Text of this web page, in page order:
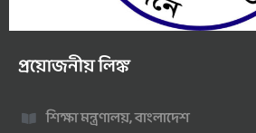
প্রয়োজনীয় লিঙ্ক
শিক্ষা মন্ত্রণালয়, বাংলাদেশ